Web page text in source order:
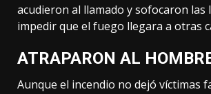
acudieron al llamado y sofocaron las
impedir que el fuego llegara a otras
ATRAPARON AL
Aunque el incendio no dejó víctimas